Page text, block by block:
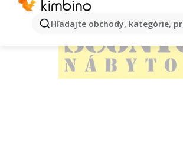
Hľadajte obchody, kategórie,